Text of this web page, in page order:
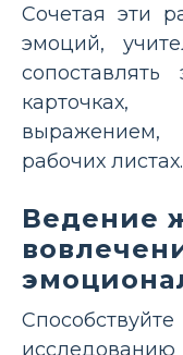
Сочетая эти
эмоций,
рабочих листах.
Ведение